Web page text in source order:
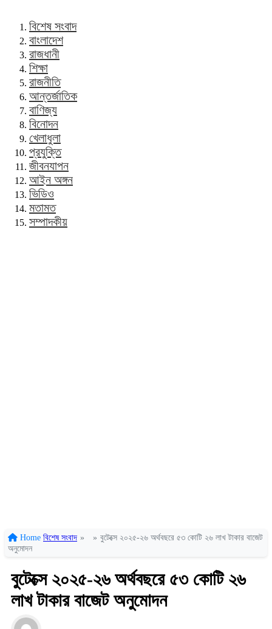
বিশেষ সংবাদ
বাংলাদেশ
রাজধানী
শিক্ষা
রাজনীতি
আন্তর্জাতিক
বাণিজ্য
বিনোদন
খেলাধুলা
প্রযুক্তি
জীবনযাপন
আইন অঙ্গন
ভিডিও
মতামত
সম্পাদকীয়
Home বিশেষ সংবাদ » » বুটেক্সে ২০২৫-২৬ অর্থবছরে ৫৩ কোটি ২৬ লাখ টাকার বাজেট
অনুমোদন
বুটেক্সে ২০২৫-২৬ অর্থবছরে ৫৩ কোটি ২৬
লাখ টাকার বাজেট অনুমোদন